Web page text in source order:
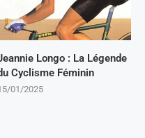
Longo : La Légende
Cyclisme Féminin
01/2025